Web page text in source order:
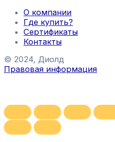
О компании
Где купить?
Сертификаты
Контакты
© 2024, Диолд
Правовая информация